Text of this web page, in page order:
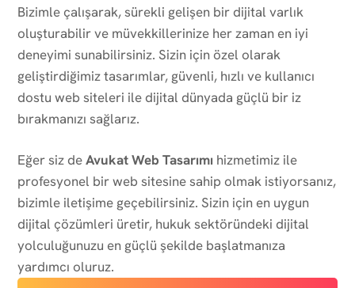
Bizimle çalışarak, sürekli gelişen bir dijital varlık
oluşturabilir ve müvekkillerinize her zaman en iyi
deneyimi sunabilirsiniz. Sizin için özel olarak
geliştirdiğimiz tasarımlar, güvenli, hızlı ve kullanıcı
dostu web siteleri ile dijital dünyada güçlü bir iz
bırakmanızı sağlarız.
Eğer siz deAvukat Web Tasarımı hizmetimiz ile
profesyonel bir web sitesine sahip olmak istiyorsanız,
bizimle iletişime geçebilirsiniz. Sizin için en uygun
dijital çözümleri üretir, hukuk sektöründeki dijital
yolculuğunuzu en güçlü şekilde başlatmanıza
yardımcı oluruz.